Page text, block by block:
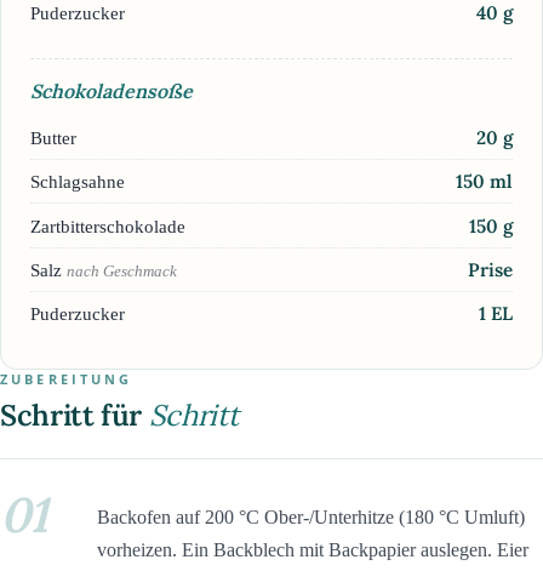
Puderzucker 40 g
Schokoladensoße
Butter 20 g
Schlagsahne 150 ml
Zartbitterschokolade 150 g
Salz nach Geschmack Prise
Puderzucker 1 EL
ZUBEREITUNG
Schritt für Schritt
01
Backofen auf 200 °C Ober-/Unterhitze (180 °C Umluft)
vorheizen. Ein Backblech mit Backpapier auslegen. Eier